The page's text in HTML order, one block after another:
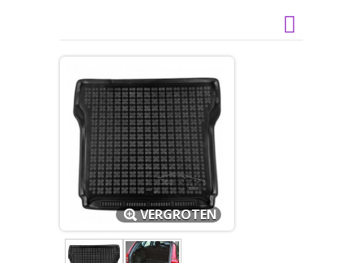
VERGROTEN